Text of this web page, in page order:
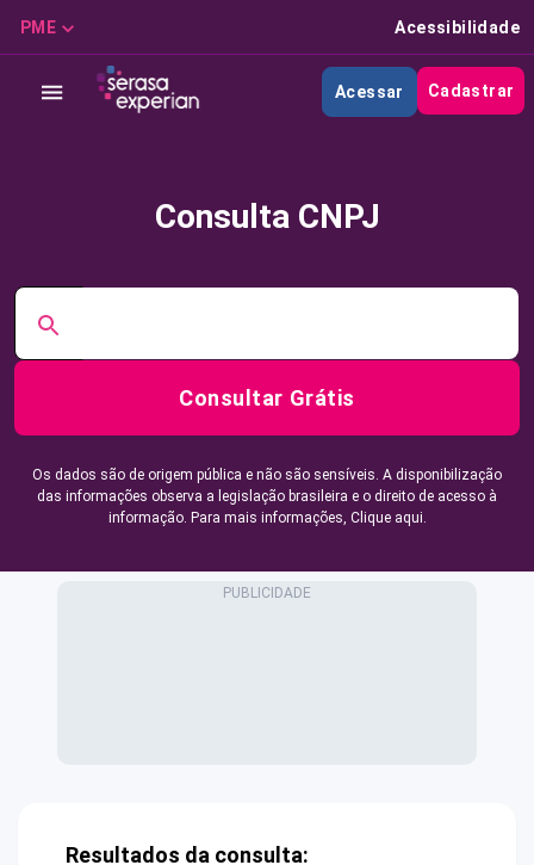
PME Acessibilidade
Acessar Cadastrar
Consulta CNPJ
Consultar Grátis
Os dados são de origem pública e não são sensíveis. A disponibilização
das informações observa a legislação brasileira e o direito de acesso à
informação. Para mais informações, Clique aqui.
Resultados da consulta: